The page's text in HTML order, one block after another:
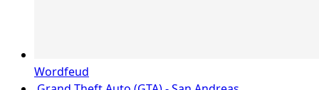
Wordfeud